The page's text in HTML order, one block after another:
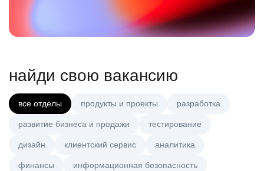
найди свою вакансию
все отделы продукты и проекты разработка
развитие бизнеса и продажи тестирование
дизайн клиентский сервис аналитика
финансы информационная безопасность